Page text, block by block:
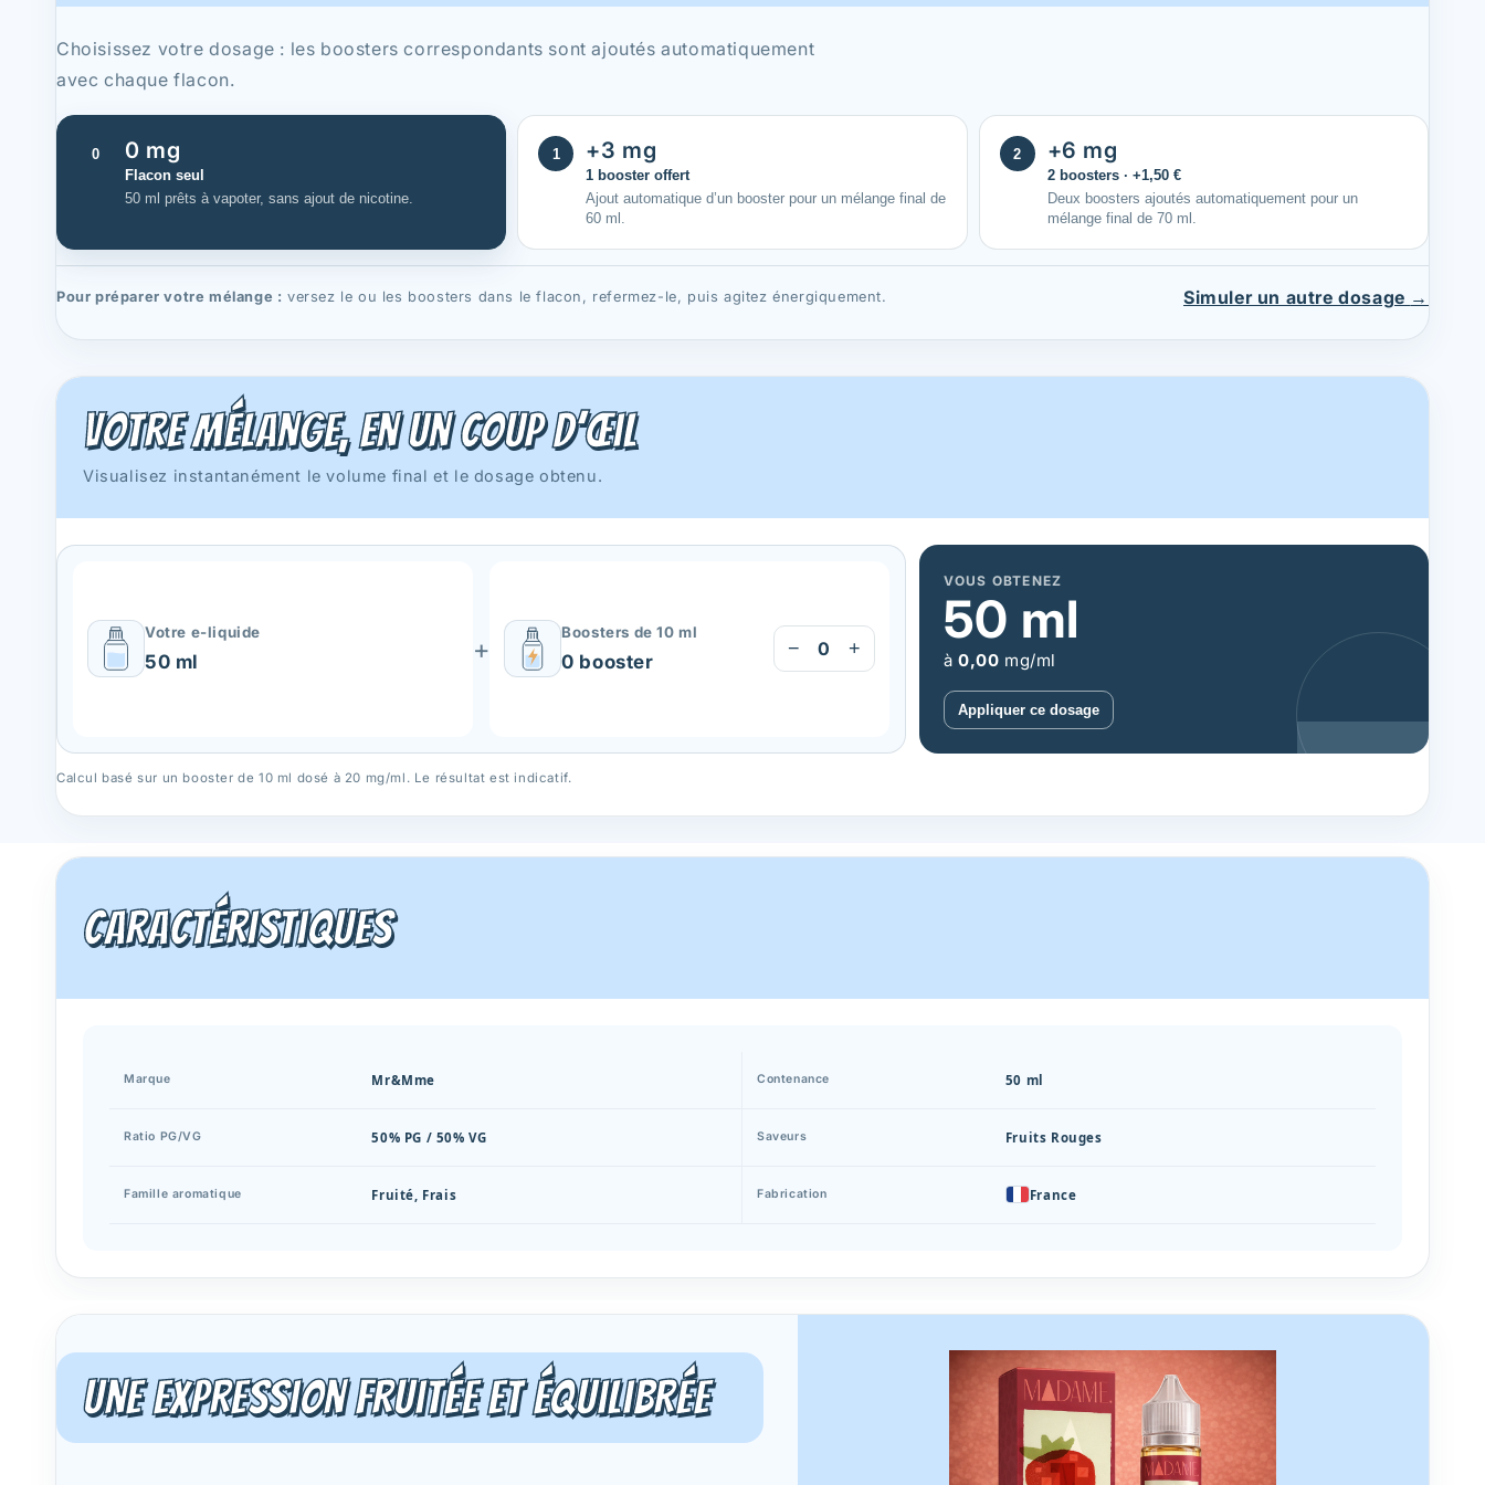
Choisissez votre dosage : les boosters correspondants sont ajoutés automatiquement
avec chaque flacon.
0 0 mg
Flacon seul
50 ml prêts à vapoter, sans ajout de nicotine.
1 +3 mg
1 booster offert
Ajout automatique d’un booster pour un mélange final de
60 ml.
2 +6 mg
2 boosters · +1,50 €
Deux boosters ajoutés automatiquement pour un
mélange final de 70 ml.
Pour préparer votre mélange : versez le ou les boosters dans le flacon, refermez-le, puis agitez énergiquement. Simuler un autre dosage →
Votre mélange, en un coup d’œil
Visualisez instantanément le volume final et le dosage obtenu.
Votre e-liquide
50 ml +
Boosters de 10 ml
0 booster
− 0 +
VOUS OBTENEZ
50 ml
à 0,00 mg/ml
Appliquer ce dosage
Calcul basé sur un booster de 10 ml dosé à 20 mg/ml. Le résultat est indicatif.
Caractéristiques
Marque Mr&Mme Contenance 50 ml
Ratio PG/VG 50% PG / 50% VG Saveurs Fruits Rouges
Famille aromatique Fruité, Frais Fabrication France
Une expression fruitée et équilibrée